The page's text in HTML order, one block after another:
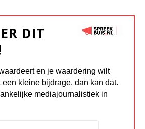
DIT
en je waardering wilt
een kleine bijdrage, dan kan dat.
mediajournalistiek in